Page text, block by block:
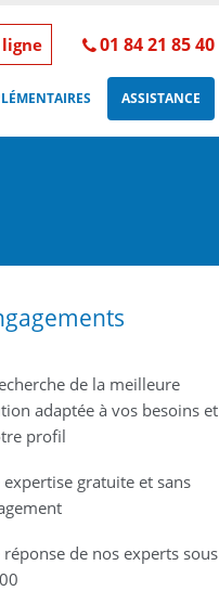
ligne 01 84 21 85 40
ASSISTANCE
de la meilleure
adaptée à vos besoins et
profil
expertise gratuite et sans
réponse de nos experts sous